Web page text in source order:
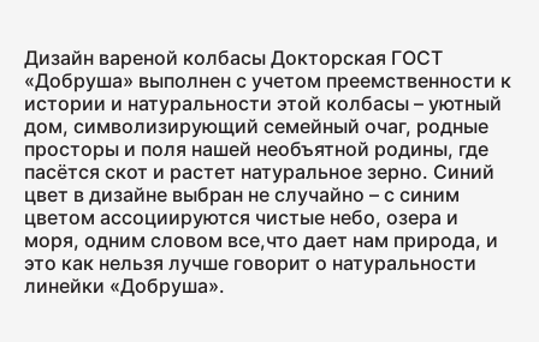
Колбаса сырокопчёная "Зернистая"
ГОСТ
600
Бекон "Дабл Смок"
200
Дизайн вареной колбасы Докторская ГОСТ
«Добруша» выполнен с учетом преемственности к
истории и натуральности этой колбасы – уютный
дом, символизирующий семейный очаг, родные
просторы и поля нашей необъятной родины, где
пасётся скот и растет натуральное зерно. Синий
цвет в дизайне выбран не случайно – с синим
цветом ассоциируются чистые небо, озера и
моря, одним словом все,что дает нам природа, и
это как нельзя лучше говорит о натуральности
линейки «Добруша».